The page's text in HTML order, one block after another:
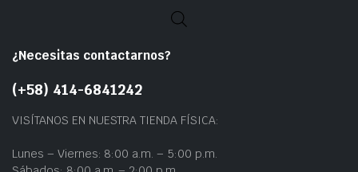
¿Necesitas contactarnos?
(+58) 414-6841242
VISÍTANOS EN NUESTRA TIENDA FÍSICA:
Lunes – Viernes: 8:00 a.m. – 5:00 p.m.